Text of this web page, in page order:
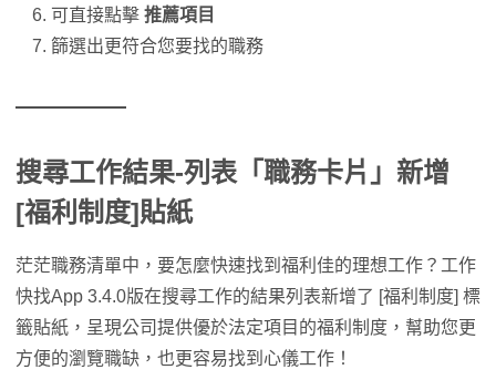
可直接點擊 推薦項目
篩選出更符合您要找的職務
搜尋工作結果-列表「職務卡片」新增
[福利制度]貼紙
茫茫職務清單中，要怎麼快速找到福利佳的理想工作？工作
快找App 3.4.0版在搜尋工作的結果列表新增了 [福利制度] 標
籤貼紙，呈現公司提供優於法定項目的福利制度，幫助您更
方便的瀏覽職缺，也更容易找到心儀工作！